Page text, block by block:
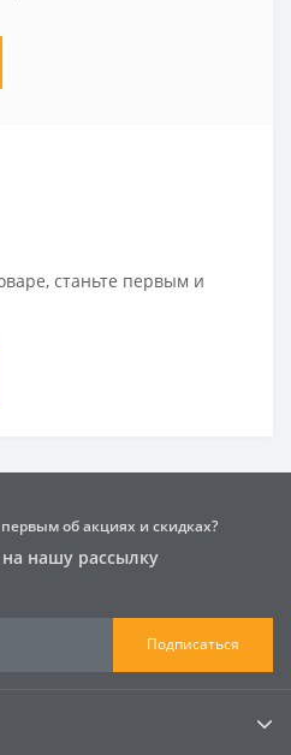
станьте первым и
первым об акциях и скидках?
нашу рассылку
Подписаться